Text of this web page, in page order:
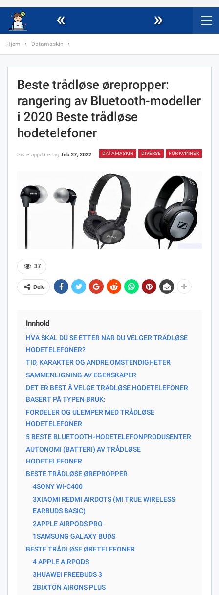
« »
Hjem Datamaskin
Beste trådløse ørepropper:
rangering av Bluetooth-modeller
i 2020 Beste trådløse
hodetelefoner
DATAMASKIN DIVERSE FOR KVINNER
Siste oppdatering feb 27, 2022
37
Dele
Innhold
HVA SKAL DU SE ETTER NÅR DU VELGER TRÅDLØSE
HODETELEFONER?
TID, KARAKTER OG ANDRE OMSTENDIGHETER
SAMMENLIGNING AV EGENSKAPER
DET ER BEST Å VELGE TRÅDLØSE HODETELEFONER
BASERT PÅ TYPEN BRUK:
FORDELER OG ULEMPER MED TRÅDLØSE
HODETELEFONER
5 BESTE BLUETOOTH-HODETELEFONPRODUSENTER
AUTONOMI (BATTERI) AV TRÅDLØSE
HODETELEFONER
BESTE TRÅDLØSE ØREPROPPER
4SONY WI-C400
3XIAOMI REDMI AIRDOTS (MI TRUE WIRELESS
EARBUDS BASIC)
2APPLE AIRPODS PRO
1SAMSUNG GALAXY BUDS
BESTE TRÅDLØSE ØRETELEFONER
4 APPLE AIRPODS
3HUAWEI FREEBUDS 3
2BIXTON AIRONS PLUS